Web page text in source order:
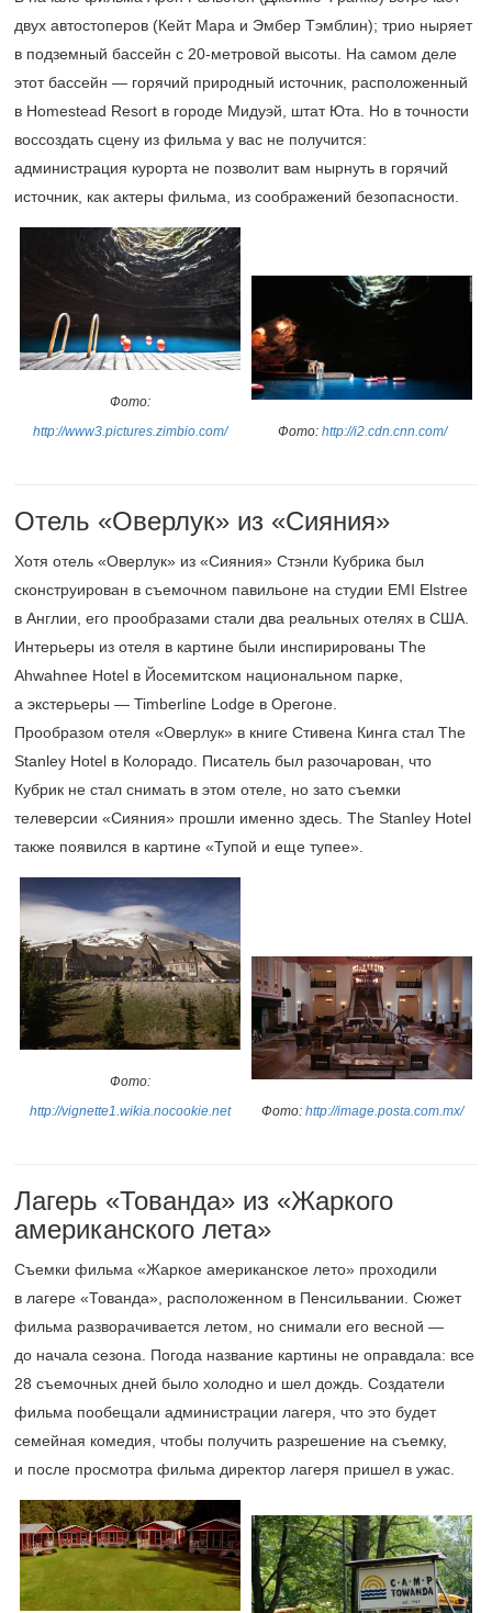
двух автостоперов (Кейт Мара и Эмбер Тэмблин); трио ныряет
в подземный бассейн с 20-метровой высоты. На самом деле
этот бассейн — горячий природный источник, расположенный
в Homestead Resort в городе Мидуэй, штат Юта. Но в точности
воссоздать сцену из фильма у вас не получится:
администрация курорта не позволит вам нырнуть в горячий
источник, как актеры фильма, из соображений безопасности.
Фото:
http://www3.pictures.zimbio.com/
Фото: http://i2.cdn.cnn.com/
Отель «Оверлук» из «Сияния»
Хотя отель «Оверлук» из «Сияния» Стэнли Кубрика был
сконструирован в съемочном павильоне на студии EMI Elstree
в Англии, его прообразами стали два реальных отелях в США.
Интерьеры из отеля в картине были инспирированы The
Ahwahnee Hotel в Йосемитском национальном парке,
а экстерьеры — Timberline Lodge в Орегоне.
Прообразом отеля «Оверлук» в книге Стивена Кинга стал The
Stanley Hotel в Колорадо. Писатель был разочарован, что
Кубрик не стал снимать в этом отеле, но зато съемки
телеверсии «Сияния» прошли именно здесь. The Stanley Hotel
также появился в картине «Тупой и еще тупее».
Фото:
http://vignette1.wikia.nocookie.net
Фото: http://image.posta.com.mx/
Лагерь «Тованда» из «Жаркого
американского лета»
Съемки фильма «Жаркое американское лето» проходили
в лагере «Тованда», расположенном в Пенсильвании. Сюжет
фильма разворачивается летом, но снимали его весной —
до начала сезона. Погода название картины не оправдала: все
28 съемочных дней было холодно и шел дождь. Создатели
фильма пообещали администрации лагеря, что это будет
семейная комедия, чтобы получить разрешение на съемку,
и после просмотра фильма директор лагеря пришел в ужас.